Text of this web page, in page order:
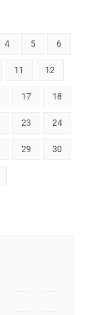
4 5 6
11 12
17 18
23 24
29 30